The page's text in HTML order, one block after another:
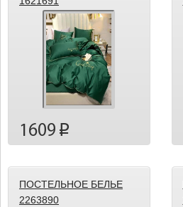
1609 p
ПОСТЕЛЬНОЕ БЕЛЬЕ
2263890